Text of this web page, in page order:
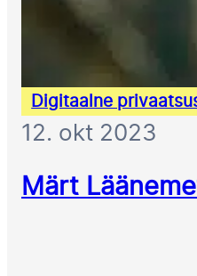
Digitaalne
12. okt 2023
Märt